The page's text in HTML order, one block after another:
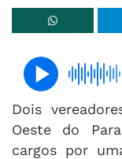
Dois
Oeste do
cargos por